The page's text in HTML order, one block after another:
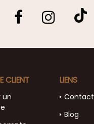
LIENS
Contact
Blog
CLIENT
un